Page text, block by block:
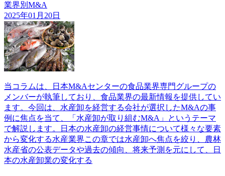
業界別M&A
2025年01月20日
当コラムは、日本M&Aセンターの食品業界専門グループの
メンバーが執筆しており、食品業界の最新情報を提供してい
ます。今回は、水産卸を経営する会社が選択したM&Aの事
例に焦点を当て、「水産卸が取り組むM&A」というテーマ
で解説します。日本の水産卸の経営事情について様々な要素
から変化する水産業界この章では水産卸へ焦点を絞り、農林
水産省の公表データや過去の傾向、将来予測を元にして、日
本の水産卸業の変化する